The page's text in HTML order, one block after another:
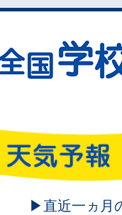
頑張れ！学校のお天気
▶直近一ヵ月